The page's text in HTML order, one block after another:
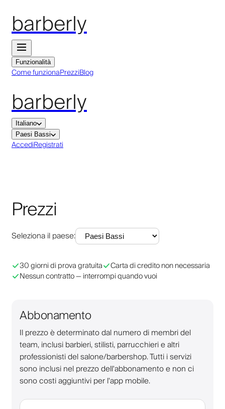
barberly
Funzionalità
Come funzionaPrezziBlog
barberly
Italiano
Paesi Bassi
AccediRegistrati
Prezzi
Seleziona il paese:
30 giorni di prova gratuita
Carta di credito non necessaria
Nessun contratto — interrompi quando vuoi
Abbonamento
Il prezzo è determinato dal numero di membri del
team, inclusi barbieri, stilisti, parrucchieri e altri
professionisti del salone/barbershop. Tutti i servizi
sono inclusi nel prezzo dell'abbonamento e non ci
sono costi aggiuntivi per l'app mobile.